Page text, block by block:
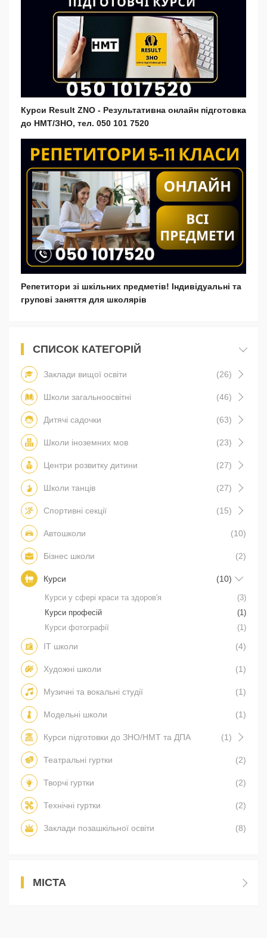
СПИСОК КАТЕГОРІЙ
Заклади вищої освіти (26)
Школи загальноосвітні (46)
Дитячі садочки (63)
Школи іноземних мов (23)
Центри розвитку дитини (27)
Школи танців (27)
Спортивні секції (15)
Автошколи (10)
Бізнес школи (2)
Курси (10)
Курси у сфері краси та здоров'я
(3)
Курси професій
(1)
Курси фотографії
(1)
IT школи (4)
Художні школи (1)
Музичні та вокальні студії (1)
Модельні школи (1)
Курси підготовки до ЗНО/НМТ та ДПА (1)
Театральні гуртки (2)
Творчі гуртки (2)
Технічні гуртки (2)
Заклади позашкільної освіти (8)
МІСТА
Курси Result ZNO - Результативна онлайн підготовка
до НМТ/ЗНО, тел. 050 101 7520
Репетитори зі шкільних предметів! Індивідуальні та
групові заняття для школярів